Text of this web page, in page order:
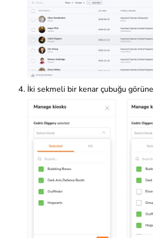
İki sekmeli bir kenar çubuğu